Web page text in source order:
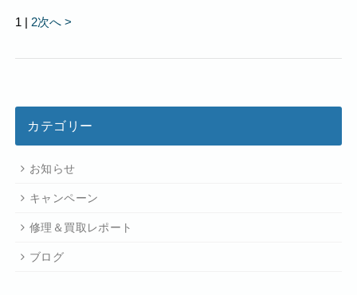
1 | 2次へ >
カテゴリー
お知らせ
キャンペーン
修理＆買取レポート
ブログ